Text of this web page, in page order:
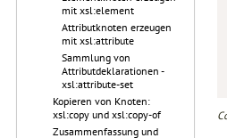
mit xsl:element
Attributknoten erzeugen
mit xsl:attribute
Sammlung von
Attributdeklarationen -
xsl:attribute-set
Kopieren von Knoten:
xsl:copy und xsl:copy-of
Zusammenfassung und